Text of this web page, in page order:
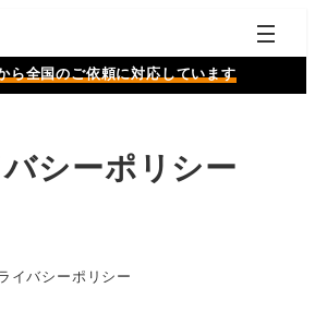
ら全国のご依頼に対応しています
シーポリシー
イバシーポリシー